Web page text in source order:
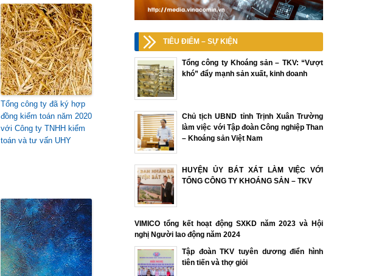
Tổng công ty đã ký hợp
đồng kiểm toán năm 2020
với Công ty TNHH kiểm
toán và tư vấn UHY
TIÊU ĐIỂM – SỰ KIỆN
Tổng công ty Khoáng sản – TKV: “Vượt
khó” đẩy mạnh sản xuất, kinh doanh
Chủ tịch UBND tỉnh Trịnh Xuân Trường
làm việc với Tập đoàn Công nghiệp Than
– Khoáng sản Việt Nam
HUYỆN ỦY BÁT XÁT LÀM VIỆC VỚI
TỔNG CÔNG TY KHOÁNG SẢN – TKV
VIMICO tổng kết hoạt động SXKD năm 2023 và Hội
nghị Người lao động năm 2024
Tập đoàn TKV tuyên dương điển hình
tiên tiến và thợ giỏi